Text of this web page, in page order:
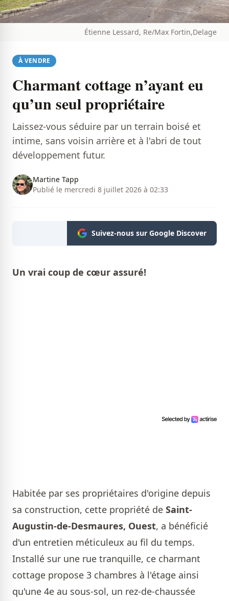
Étienne Lessard, Re/Max Fortin,Delage
À VENDRE
Charmant cottage n’ayant eu
qu’un seul propriétaire
Laissez-vous séduire par un terrain boisé et
intime, sans voisin arrière et à l'abri de tout
développement futur.
Martine Tapp
Publié le mercredi 8 juillet 2026 à 02:33
Suivez-nous sur Google Discover
Un vrai coup de cœur assuré!
Habitée par ses propriétaires d'origine depuis
sa construction, cette propriété de Saint-
Augustin-de-Desmaures, Ouest, a bénéficié
d'un entretien méticuleux au fil du temps.
Installé sur une rue tranquille, ce charmant
cottage propose 3 chambres à l'étage ainsi
qu'une 4e au sous-sol, un rez-de-chaussée